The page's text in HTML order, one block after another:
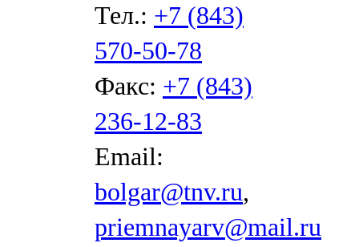
Тел.: +7 (843)
570-50-78
Факс: +7 (843)
236-12-83
Email:
bolgar@tnv.ru,
priemnayarv@mail.ru